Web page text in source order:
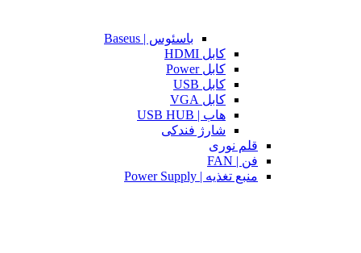
باسئوس | Baseus
کابل HDMI
کابل Power
کابل USB
کابل VGA
هاب | USB HUB
شارژ فندکی
قلم نوری
فن | FAN
منبع تغذیه | Power Supply